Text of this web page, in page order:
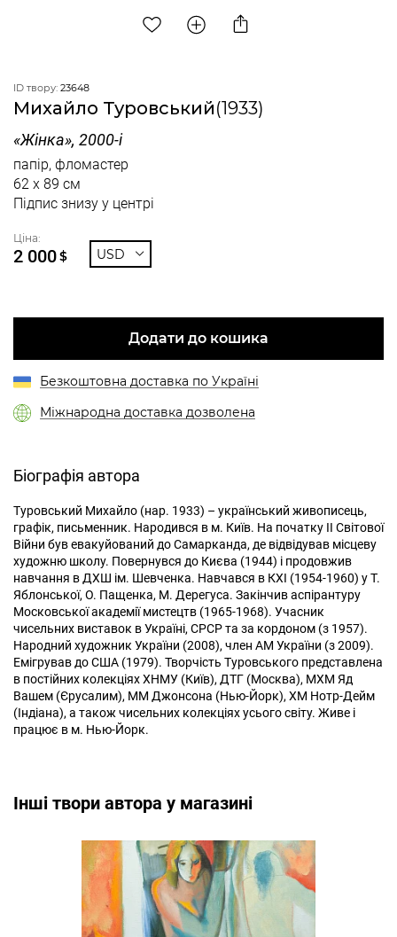
ID твору: 23648
Михайло Туровський(1933)
«Жінка», 2000-і
папір, фломастер
62 x 89 см
Підпис знизу у центрі
Ціна:
2 000$ USD
Додати до кошика
Безкоштовна доставка по Україні
Міжнародна доставка дозволена
Біографія автора
Туровський Михайло (нар. 1933) – український живописець,
графік, письменник. Народився в м. Київ. На початку ІІ Світової
Війни був евакуйований до Самарканда, де відвідував місцеву
художню школу. Повернувся до Києва (1944) і продовжив
навчання в ДХШ ім. Шевченка. Навчався в КХІ (1954-1960) у Т.
Яблонської, О. Пащенка, М. Дерегуса. Закінчив аспірантуру
Московської академії мистецтв (1965-1968). Учасник
чисельних виставок в Україні, СРСР та за кордоном (з 1957).
Народний художник України (2008), член АМ України (з 2009).
Емігрував до США (1979). Творчість Туровського представлена
​​в постійних колекціях ХНМУ (Київ), ДТГ (Москва), МХМ Яд
Вашем (Єрусалим), ММ Джонсона (Нью-Йорк), ХМ Нотр-Дейм
(Індіана), а також чисельних колекціях усього світу. Живе і
працює в м. Нью-Йорк.
Інші твори автора у магазині